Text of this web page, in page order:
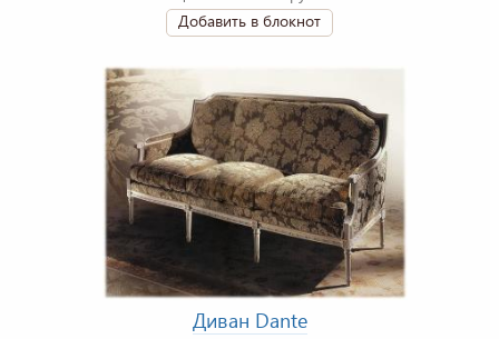
Добавить в блокнот
Диван Dante